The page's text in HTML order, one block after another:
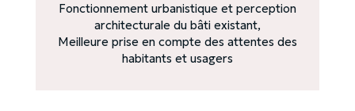
Fonctionnement urbanistique et perception
architecturale du bâti existant,
Meilleure prise en compte des attentes des
habitants et usagers